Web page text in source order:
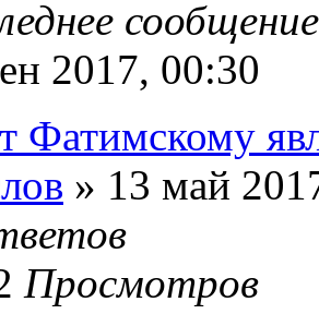
2017, 00:30
Фатимскому
» 13 май
Просмотров